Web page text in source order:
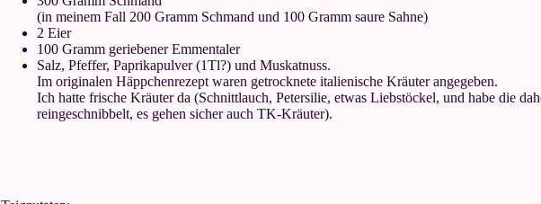
(in meinem Fall 200 Gramm Schmand und 100 Gramm saure Sahne)
2 Eier
100 Gramm geriebener Emmentaler
Salz, Pfeffer, Paprikapulver (1Tl?) und Muskatnuss.
Im originalen Häppchenrezept waren getrocknete italienische Kräuter angegeben.
Ich hatte frische Kräuter da (Schnittlauch, Petersilie, etwas Liebstöckel, und habe die
reingeschnibbelt, es gehen sicher auch TK-Kräuter).